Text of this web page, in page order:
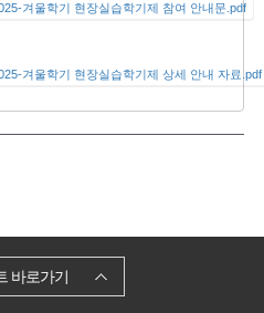
겨울학기 현장실습학기제 참여 안내문.pdf
겨울학기 현장실습학기제 상세 안내 자료.pdf
바로가기